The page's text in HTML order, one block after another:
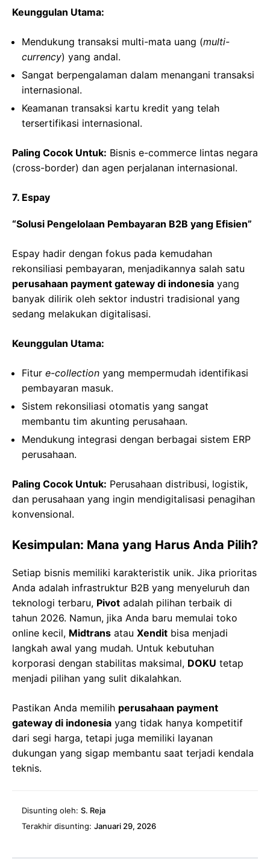
Keunggulan Utama:
Mendukung transaksi multi-mata uang (multi-
currency) yang andal.
Sangat berpengalaman dalam menangani transaksi
internasional.
Keamanan transaksi kartu kredit yang telah
tersertifikasi internasional.
Paling Cocok Untuk: Bisnis e-commerce lintas negara
(cross-border) dan agen perjalanan internasional.
7. Espay
“Solusi Pengelolaan Pembayaran B2B yang Efisien”
Espay hadir dengan fokus pada kemudahan
rekonsiliasi pembayaran, menjadikannya salah satu
perusahaan payment gateway di indonesia yang
banyak dilirik oleh sektor industri tradisional yang
sedang melakukan digitalisasi.
Keunggulan Utama:
Fitur e-collection yang mempermudah identifikasi
pembayaran masuk.
Sistem rekonsiliasi otomatis yang sangat
membantu tim akunting perusahaan.
Mendukung integrasi dengan berbagai sistem ERP
perusahaan.
Paling Cocok Untuk: Perusahaan distribusi, logistik,
dan perusahaan yang ingin mendigitalisasi penagihan
konvensional.
Kesimpulan: Mana yang Harus Anda Pilih?
Setiap bisnis memiliki karakteristik unik. Jika prioritas
Anda adalah infrastruktur B2B yang menyeluruh dan
teknologi terbaru, Pivot adalah pilihan terbaik di
tahun 2026. Namun, jika Anda baru memulai toko
online kecil, Midtrans atau Xendit bisa menjadi
langkah awal yang mudah. Untuk kebutuhan
korporasi dengan stabilitas maksimal, DOKU tetap
menjadi pilihan yang sulit dikalahkan.
Pastikan Anda memilih perusahaan payment
gateway di indonesia yang tidak hanya kompetitif
dari segi harga, tetapi juga memiliki layanan
dukungan yang sigap membantu saat terjadi kendala
teknis.
Disunting oleh: S. Reja
Terakhir disunting: Januari 29, 2026